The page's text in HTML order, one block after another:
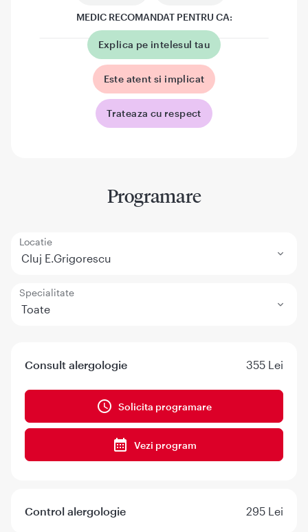
MEDIC RECOMANDAT PENTRU CA:
Explica pe intelesul tau
Este atent si implicat
Trateaza cu respect
Programare
Locatie
Cluj E.Grigorescu
Specialitate
Toate
Consult alergologie 355 Lei
Solicita programare
Vezi program
Control alergologie 295 Lei